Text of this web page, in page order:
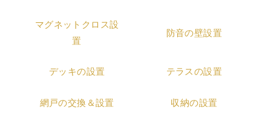
マグネットクロス設
置
防音の壁設置
デッキの設置 テラスの設置
網戸の交換＆設置 収納の設置